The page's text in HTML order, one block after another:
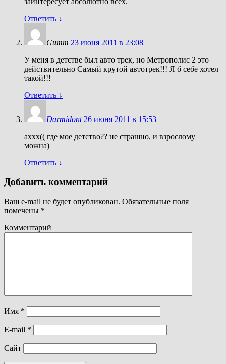
Ответить ↓
Gumm 23 июня 2011 в 23:08
У меня в детстве был авто трек, но Метрополис 2 это
действительно Самый крутой автотрек!!! Я б себе хотел
такой!!!
Ответить ↓
Darmidont 26 июня 2011 в 15:53
аххх(( где мое детство?? не страшно, и взрослому
можна)
Ответить ↓
Добавить комментарий
Ваш e-mail не будет опубликован. Обязательные поля
помечены *
Комментарий
Имя *
E-mail *
Сайт